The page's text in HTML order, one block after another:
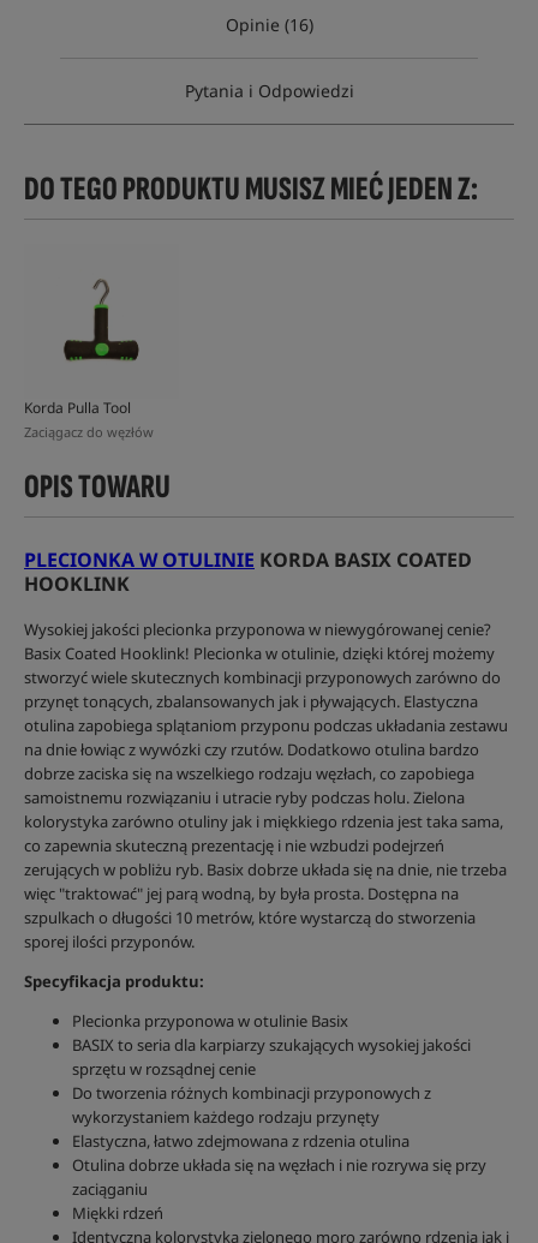
Opinie (16)
Pytania i Odpowiedzi
DO TEGO PRODUKTU MUSISZ MIEĆ JEDEN Z:
Korda Pulla Tool
Zaciągacz do węzłów
OPIS TOWARU
PLECIONKA W OTULINIE KORDA BASIX COATED
HOOKLINK
Wysokiej jakości plecionka przyponowa w niewygórowanej cenie?
Basix Coated Hooklink! Plecionka w otulinie, dzięki której możemy
stworzyć wiele skutecznych kombinacji przyponowych zarówno do
przynęt tonących, zbalansowanych jak i pływających. Elastyczna
otulina zapobiega splątaniom przyponu podczas układania zestawu
na dnie łowiąc z wywózki czy rzutów. Dodatkowo otulina bardzo
dobrze zaciska się na wszelkiego rodzaju węzłach, co zapobiega
samoistnemu rozwiązaniu i utracie ryby podczas holu. Zielona
kolorystyka zarówno otuliny jak i miękkiego rdzenia jest taka sama,
co zapewnia skuteczną prezentację i nie wzbudzi podejrzeń
zerujących w pobliżu ryb. Basix dobrze układa się na dnie, nie trzeba
więc "traktować" jej parą wodną, by była prosta. Dostępna na
szpulkach o długości 10 metrów, które wystarczą do stworzenia
sporej ilości przyponów.
Specyfikacja produktu:
Plecionka przyponowa w otulinie Basix
BASIX to seria dla karpiarzy szukających wysokiej jakości
sprzętu w rozsądnej cenie
Do tworzenia różnych kombinacji przyponowych z
wykorzystaniem każdego rodzaju przynęty
Elastyczna, łatwo zdejmowana z rdzenia otulina
Otulina dobrze układa się na węzłach i nie rozrywa się przy
zaciąganiu
Miękki rdzeń
Identyczna kolorystyka zielonego moro zarówno rdzenia jak i